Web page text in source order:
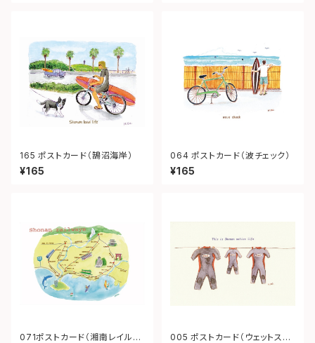
165 ポストカード（鵠沼海岸）
¥165
064 ポストカード（波チェック）
¥165
071ポストカード（湘南レイルウ
005 ポストカード（ウェットスー